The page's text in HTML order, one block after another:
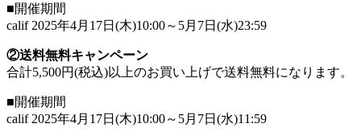
■開催期間
calif 2025年4月17日(木)10:00～5月7日(水)23:59
②送料無料キャンペーン
合計5,500円(税込)以上のお買い上げで送料無料になります。
■開催期間
calif 2025年4月17日(木)10:00～5月7日(水)11:59